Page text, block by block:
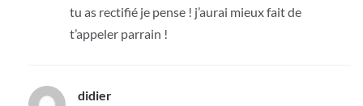
tu as rectifié je pense ! j’aurai mieux fait de
t’appeler parrain !
didier